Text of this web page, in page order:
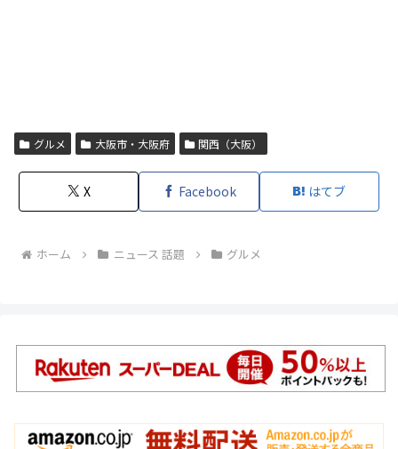
グルメ 大阪市・大阪府 関西（大阪）
X Facebook はてブ
ホーム ニュース 話題 グルメ